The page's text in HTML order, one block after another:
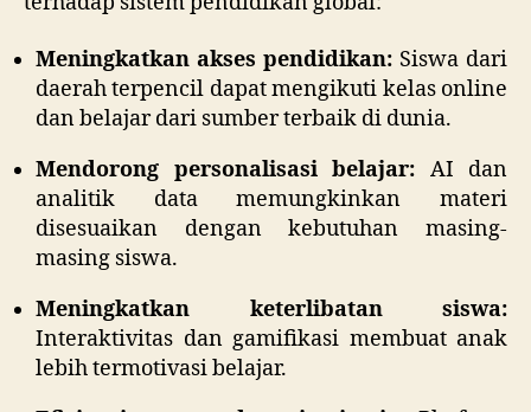
Meningkatkan akses pendidikan: Siswa dari
daerah terpencil dapat mengikuti kelas online
dan belajar dari sumber terbaik di dunia.
Mendorong personalisasi belajar: AI dan
analitik data memungkinkan materi
disesuaikan dengan kebutuhan masing-
masing siswa.
Meningkatkan keterlibatan siswa:
Interaktivitas dan gamifikasi membuat anak
lebih termotivasi belajar.